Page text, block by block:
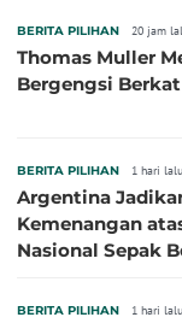
BERITA PILIHAN 20 jam
Thomas Muller
Bergengsi
BERITA PILIHAN 1 hari lalu
Argentina
Kemenangan
Nasional Sepak
BERITA PILIHAN 1 hari lalu